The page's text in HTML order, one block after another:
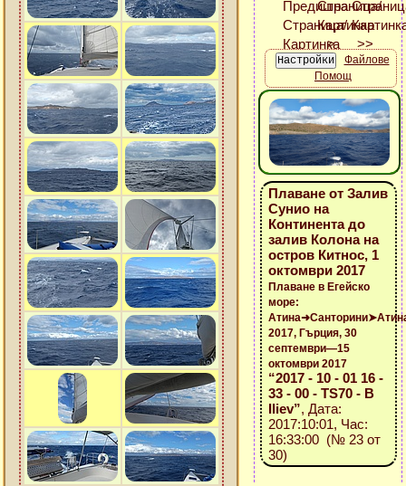
Файлове
Помощ
Плаване от Залив
Сунио на
Континента до
залив Колона на
остров Китнос, 1
октомври 2017
Плаване в Егейско
море:
2017, Гърция, 30
септември—15
октомври 2017
“2017 - 10 - 01 16 -
33 - 00 - TS70 - B
Iliev”, Дата:
2017:10:01, Час:
16:33:00 (№ 23 от
30)